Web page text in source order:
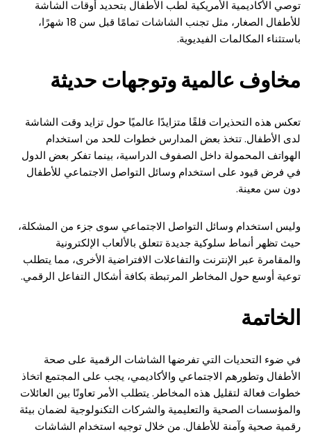
توصي الأكاديمية الأمريكية لطب الأطفال بتحديد أوقات الشاشة
للأطفال الصغار، مثل تجنب الشاشات تمامًا قبل سن 18 شهرًا،
باستثناء المكالمات الفيديوية.
مخاوف عالمية وتوجهات حديثة
تعكس هذه التحذيرات قلقًا متزايدًا عالميًا حول تزايد وقت الشاشة
لدى الأطفال. تتخذ بعض المدارس خطوات للحد من استخدام
الهواتف المحمولة داخل الصفوف الدراسية، بينما تفكر بعض الدول
في فرض قيود على استخدام وسائل التواصل الاجتماعي للأطفال
دون سن معينة.
وليس استخدام وسائل التواصل الاجتماعي سوى جزء من المشكلة،
حيث تظهر أنماط سلوكية جديدة تتعلق بالألعاب الإلكترونية
والمقامرة عبر الإنترنت والتفاعلات الافتراضية الأخرى، مما يتطلب
توعية أوسع حول المخاطر المرتبطة بكافة أشكال التفاعل الرقمي.
الخاتمة
في ضوء التحديات التي تفرضها الشاشات الرقمية على صحة
الأطفال وتطورهم الاجتماعي والأكاديمي، يجب على المجتمع اتخاذ
خطوات فعالة لتقليل هذه المخاطر. يتطلب الأمر تعاونًا بين العائلات
والمؤسسات الصحية والتعليمية والشركات التكنولوجية لضمان بيئة
رقمية صحية وآمنة للأطفال. من خلال توجيه استخدام الشاشات